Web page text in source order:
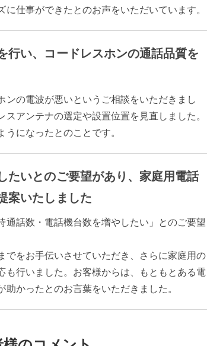
仕事ができたとのお声をいただいています。
行い、コードレスホンの通話品質を
の電波が悪いというご相談をいただきまし
アンテナの選定や設置位置を見直しました。
になったとのことです。
たいとのご要望があり、家庭用電話
案いたしました
話数・電話機台数を増やしたい」とのご要望
でをお手伝いさせていただき、さらに家庭用の
行いました。お客様からは、もともとある電
かったとのお言葉をいただきました。